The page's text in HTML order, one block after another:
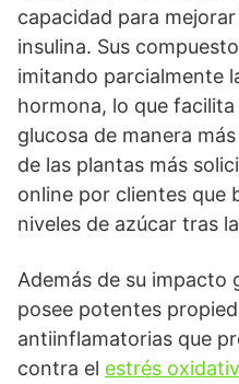
capacidad para
insulina. Sus
imitando parcialmente
hormona, lo que
glucosa de manera
de las plantas más
online por clientes que
niveles de azúcar tras
Además de su impacto
posee potentes
antiinflamatorias que
contra el estrés